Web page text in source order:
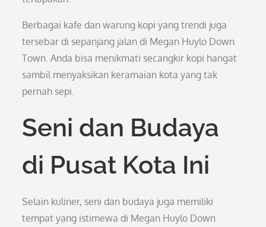
Berbagai kafe dan warung kopi yang trendi juga
tersebar di sepanjang jalan di Megan Huylo Down
Town. Anda bisa menikmati secangkir kopi hangat
sambil menyaksikan keramaian kota yang tak
pernah sepi.
Seni dan Budaya
di Pusat Kota Ini
Selain kuliner, seni dan budaya juga memiliki
tempat yang istimewa di Megan Huylo Down